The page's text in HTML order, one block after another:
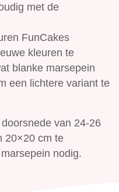
met de
FunCakes
kleuren te
blanke marsepein
een lichtere variant te
van 24-26
20×20 cm te
nodig.